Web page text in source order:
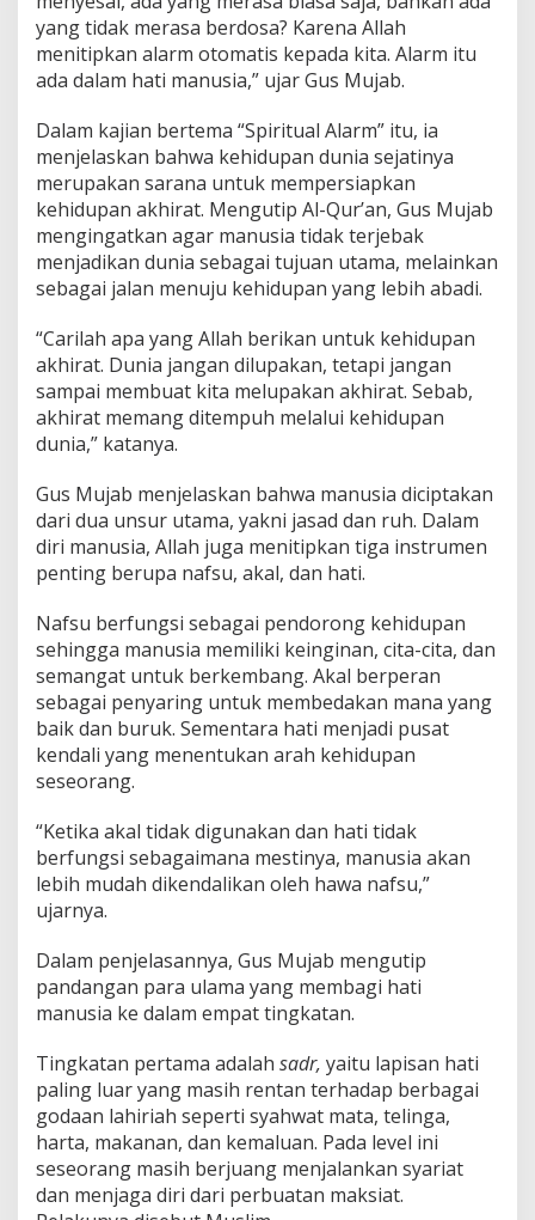
S
e
n
j
A
l
-
Y
a
s
m
yang tidak merasa berdosa? Karena Allah
menitipkan alarm otomatis kepada kita. Alarm itu
ada dalam hati manusia,” ujar Gus Mujab.
Dalam kajian bertema “Spiritual Alarm” itu, ia
menjelaskan bahwa kehidupan dunia sejatinya
merupakan sarana untuk mempersiapkan
kehidupan akhirat. Mengutip Al-Qur’an, Gus Mujab
mengingatkan agar manusia tidak terjebak
menjadikan dunia sebagai tujuan utama, melainkan
sebagai jalan menuju kehidupan yang lebih abadi.
“Carilah apa yang Allah berikan untuk kehidupan
akhirat. Dunia jangan dilupakan, tetapi jangan
sampai membuat kita melupakan akhirat. Sebab,
akhirat memang ditempuh melalui kehidupan
dunia,” katanya.
Gus Mujab menjelaskan bahwa manusia diciptakan
dari dua unsur utama, yakni jasad dan ruh. Dalam
diri manusia, Allah juga menitipkan tiga instrumen
penting berupa nafsu, akal, dan hati.
Nafsu berfungsi sebagai pendorong kehidupan
sehingga manusia memiliki keinginan, cita-cita, dan
semangat untuk berkembang. Akal berperan
sebagai penyaring untuk membedakan mana yang
baik dan buruk. Sementara hati menjadi pusat
kendali yang menentukan arah kehidupan
seseorang.
“Ketika akal tidak digunakan dan hati tidak
berfungsi sebagaimana mestinya, manusia akan
lebih mudah dikendalikan oleh hawa nafsu,”
ujarnya.
Dalam penjelasannya, Gus Mujab mengutip
pandangan para ulama yang membagi hati
manusia ke dalam empat tingkatan.
Tingkatan pertama adalah sadr, yaitu lapisan hati
paling luar yang masih rentan terhadap berbagai
godaan lahiriah seperti syahwat mata, telinga,
harta, makanan, dan kemaluan. Pada level ini
seseorang masih berjuang menjalankan syariat
dan menjaga diri dari perbuatan maksiat.